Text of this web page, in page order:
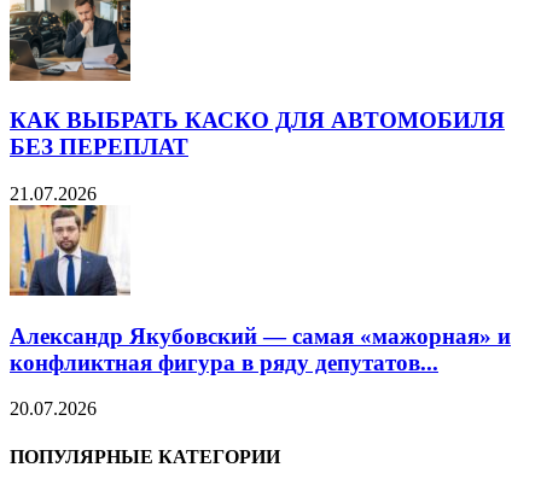
КАК ВЫБРАТЬ КАСКО ДЛЯ АВТОМОБИЛЯ
БЕЗ ПЕРЕПЛАТ
21.07.2026
Александр Якубовский — самая «мажорная» и
конфликтная фигура в ряду депутатов...
20.07.2026
ПОПУЛЯРНЫЕ КАТЕГОРИИ